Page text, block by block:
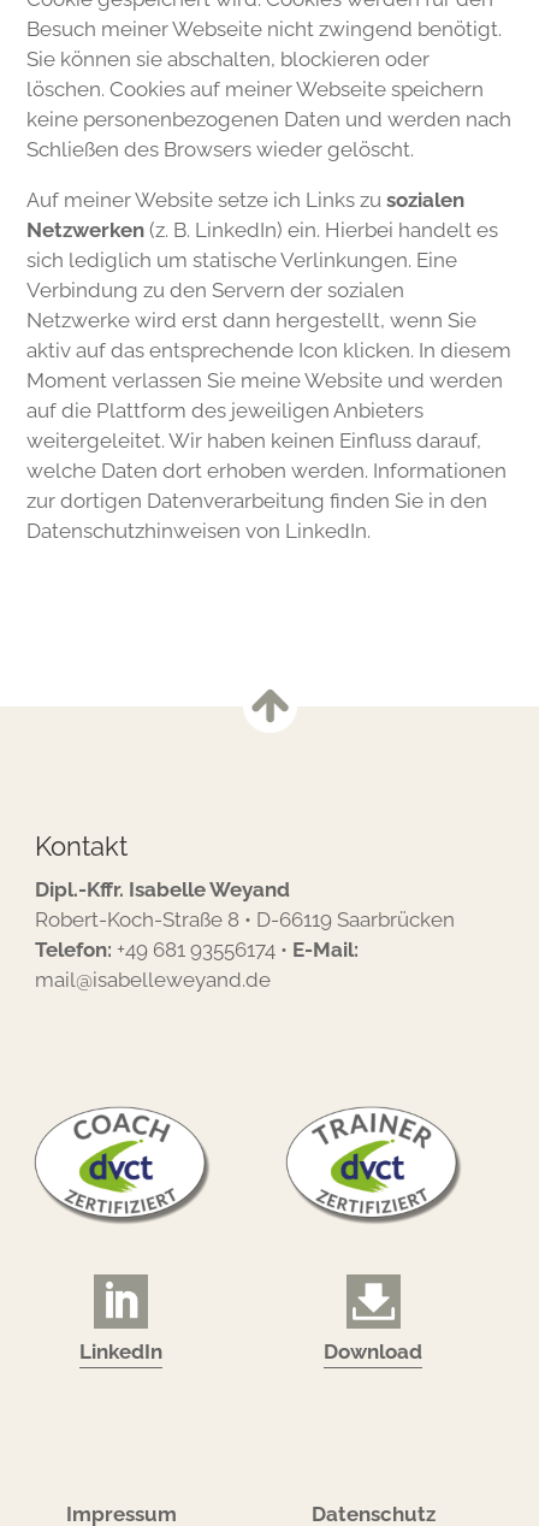
Besuch meiner Webseite nicht zwingend benötigt.
Sie können sie abschalten, blockieren oder
löschen. Cookies auf meiner Webseite speichern
keine personenbezogenen Daten und werden nach
Schließen des Browsers wieder gelöscht.
Auf meiner Website setze ich Links zusozialen
Netzwerken (z. B. LinkedIn) ein. Hierbei handelt es
sich lediglich um statische Verlinkungen. Eine
Verbindung zu den Servern der sozialen
Netzwerke wird erst dann hergestellt, wenn Sie
aktiv auf das entsprechende Icon klicken. In diesem
Moment verlassen Sie meine Website und werden
auf die Plattform des jeweiligen Anbieters
weitergeleitet. Wir haben keinen Einfluss darauf,
welche Daten dort erhoben werden. Informationen
zur dortigen Datenverarbeitung finden Sie in den
Datenschutzhinweisen von LinkedIn.
Kontakt
Dipl.-Kffr. Isabelle Weyand
Robert-Koch-Straße 8 • D-66119 Saarbrücken
Telefon: +49 681 93556174 • E-Mail:
mail@isabelleweyand.de
LinkedIn
Impressum
Download
Datenschutz